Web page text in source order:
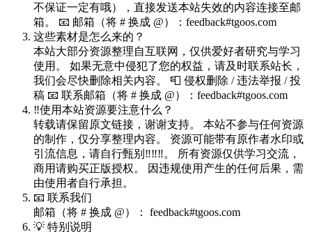
不保证一定有哦），直接发送本站失效的内容连接至邮
箱。 📧 邮箱（将 # 换成 @）：feedback#tgoos.com
这些素材是怎么来的？
本站大部分资源整理自互联网，仅供爱好者研究与学习
使用。 如果无意中侵犯了您的权益，请及时联系站长，
我们会尽快删除相关内容。 📮 侵权删除 / 违法举报 / 投
稿 📧 联系邮箱（将 # 换成 @）：feedback#tgoos.com
‼️使用本站资源要注意什么？
转载请保留原文链接，谢谢支持。 本站不参与任何资源
的制作，仅分享整理内容。 资源可能带有原作者水印或
引流信息，请自行甄别‼️‼️‼️。 所有资源仅供学习交流，
商用请购买正版授权。 因违规使用产生的任何后果，需
由使用者自行承担。
📧 联系我们
邮箱（将 # 换成 @）： feedback#tgoos.com
💡 特别说明